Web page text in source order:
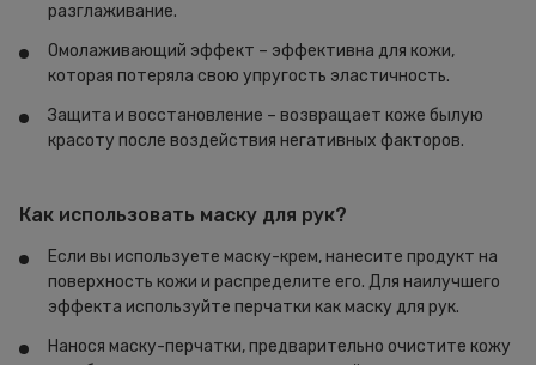
разглаживание.
Омолаживающий эффект – эффективна для кожи,
которая потеряла свою упругость эластичность.
Защита и восстановление – возвращает коже былую
красоту после воздействия негативных факторов.
Как использовать маску для рук?
Если вы используете маску-крем, нанесите продукт на
поверхность кожи и распределите его. Для наилучшего
эффекта используйте перчатки как маску для рук.
Нанося маску-перчатки, предварительно очистите кожу